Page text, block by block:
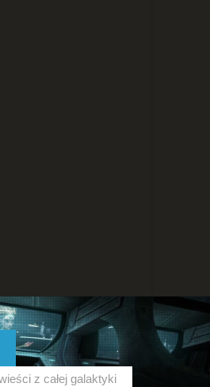
z całej galaktyki